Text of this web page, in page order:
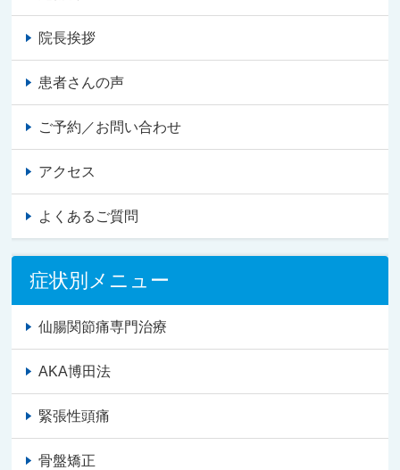
院長挨拶
患者さんの声
ご予約／お問い合わせ
アクセス
よくあるご質問
症状別メニュー
仙腸関節痛専門治療
AKA博田法
緊張性頭痛
骨盤矯正